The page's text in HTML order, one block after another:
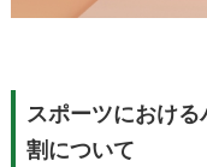
スポーツにおけ
割について